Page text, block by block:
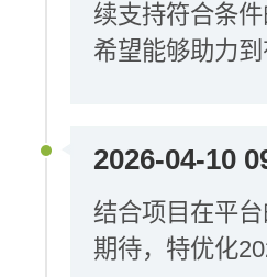
续支持符合条
希望能够助力到
2026-04-10
结合项目在平
期待，特优化